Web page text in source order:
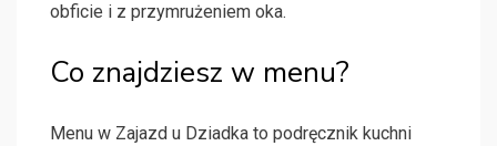
obficie i z przymrużeniem oka.
Co znajdziesz w menu?
Menu w Zajazd u Dziadka to podręcznik kuchni